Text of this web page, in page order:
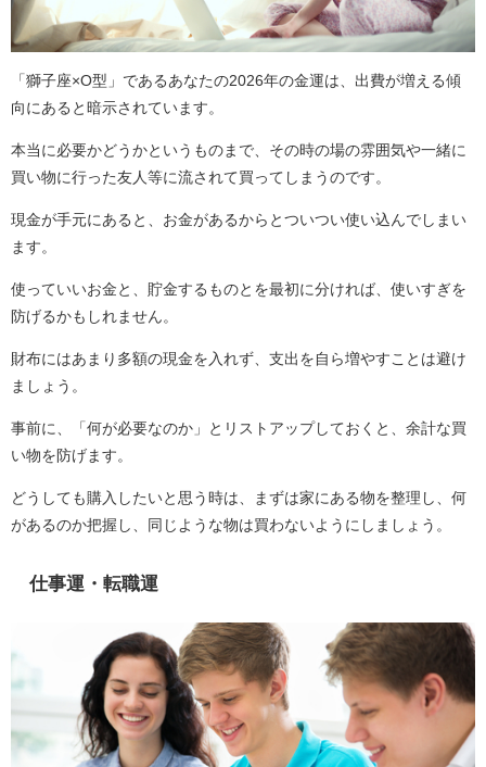
「獅子座×O型」であるあなたの2026年の金運は、出費が増える傾
向にあると暗示されています。
本当に必要かどうかというものまで、その時の場の雰囲気や一緒に
買い物に行った友人等に流されて買ってしまうのです。
現金が手元にあると、お金があるからとついつい使い込んでしまい
ます。
使っていいお金と、貯金するものとを最初に分ければ、使いすぎを
防げるかもしれません。
財布にはあまり多額の現金を入れず、支出を自ら増やすことは避け
ましょう。
事前に、「何が必要なのか」とリストアップしておくと、余計な買
い物を防げます。
どうしても購入したいと思う時は、まずは家にある物を整理し、何
があるのか把握し、同じような物は買わないようにしましょう。
仕事運・転職運